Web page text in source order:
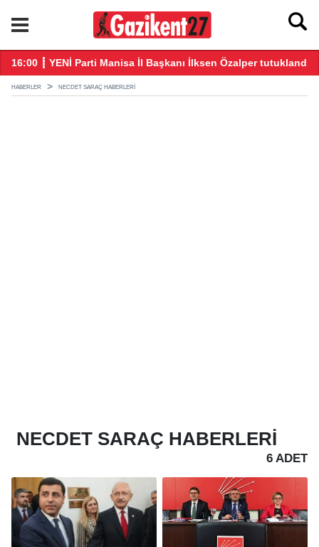
fazla taşımamalı
16:00 ┋ YENİ Parti Manisa İl Başkanı İlksen Özalper tutuklandı
HABERLER NECDET SARAÇ HABERLERI
NECDET SARAÇ HABERLERI
6 ADET